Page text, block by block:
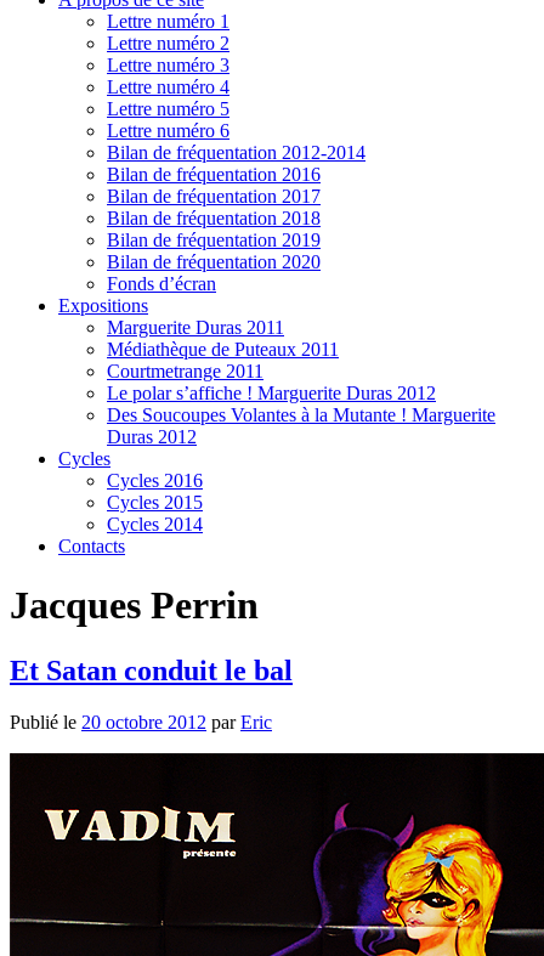
Lettre numéro 1
Lettre numéro 2
Lettre numéro 3
Lettre numéro 4
Lettre numéro 5
Lettre numéro 6
Bilan de fréquentation 2012-2014
Bilan de fréquentation 2016
Bilan de fréquentation 2017
Bilan de fréquentation 2018
Bilan de fréquentation 2019
Bilan de fréquentation 2020
Fonds d’écran
Expositions
Marguerite Duras 2011
Médiathèque de Puteaux 2011
Courtmetrange 2011
Le polar s’affiche ! Marguerite Duras 2012
Des Soucoupes Volantes à la Mutante ! Marguerite
Duras 2012
Cycles
Cycles 2016
Cycles 2015
Cycles 2014
Contacts
Jacques Perrin
Et Satan conduit le bal
Publié le 20 octobre 2012 parEric